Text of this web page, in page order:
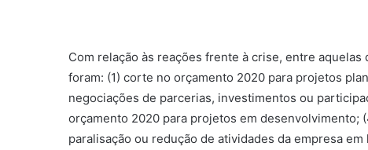
Com relação às reações frente à crise, entre
foram: (1) corte no orçamento 2020 para projetos
negociações de parcerias, investimentos ou
orçamento 2020 para projetos em
paralisação ou redução de atividades da empresa